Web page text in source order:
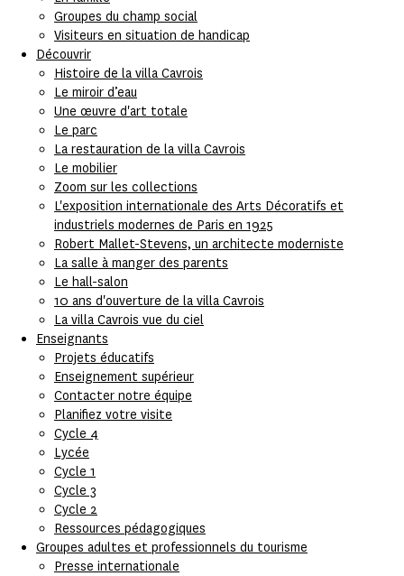
Groupes du champ social
Visiteurs en situation de handicap
Découvrir
Histoire de la villa Cavrois
Le miroir d’eau
Une œuvre d'art totale
Le parc
La restauration de la villa Cavrois
Le mobilier
Zoom sur les collections
L'exposition internationale des Arts Décoratifs et
industriels modernes de Paris en 1925
Robert Mallet-Stevens, un architecte moderniste
La salle à manger des parents
Le hall-salon
10 ans d'ouverture de la villa Cavrois
La villa Cavrois vue du ciel
Enseignants
Projets éducatifs
Enseignement supérieur
Contacter notre équipe
Planifiez votre visite
Cycle 4
Lycée
Cycle 1
Cycle 3
Cycle 2
Ressources pédagogiques
Groupes adultes et professionnels du tourisme
Presse internationale